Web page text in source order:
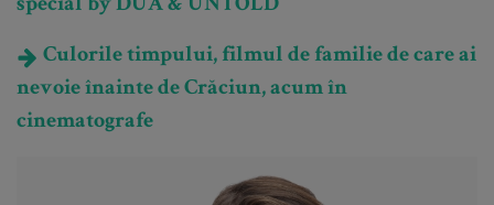
special by DUA & UNTOLD
Culorile timpului, filmul de familie de care ai
nevoie înainte de Crăciun, acum în
cinematografe